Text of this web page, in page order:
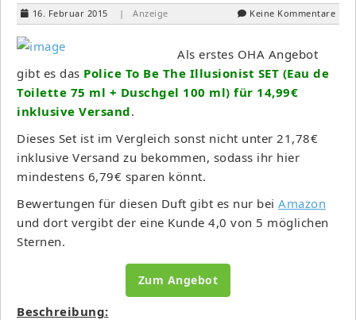
16. Februar 2015 | Anzeige Keine Kommentare
Als erstes OHA Angebot
gibt es das Police To Be The Illusionist SET (Eau de
Toilette 75 ml + Duschgel 100 ml) für 14,99€
inklusive Versand.
Dieses Set ist im Vergleich sonst nicht unter 21,78€
inklusive Versand zu bekommen, sodass ihr hier
mindestens 6,79€ sparen könnt.
Bewertungen für diesen Duft gibt es nur bei Amazon
und dort vergibt der eine Kunde 4,0 von 5 möglichen
Sternen.
Zum Angebot
Beschreibung: